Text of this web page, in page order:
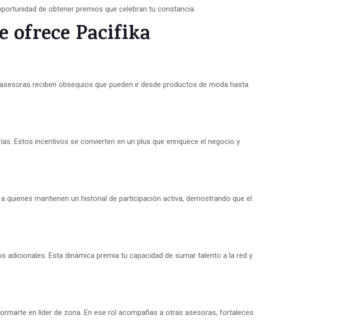
de obtener premios que celebran tu constancia.
ofrece Pacifika
reciben obsequios que pueden ir desde productos de moda hasta
Estos incentivos se convierten en un plus que enriquece el negocio y
quienes mantienen un historial de participación activa, demostrando que el
Esta dinámica premia tu capacidad de sumar talento a la red y
en líder de zona. En ese rol acompañas a otras asesoras, fortaleces